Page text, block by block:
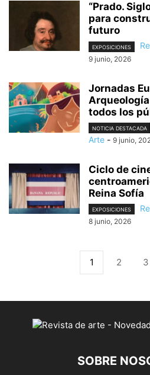
“Prado.
para
futuro
EXPOSICIONES
9 junio, 2026
Jornadas
todos los
NOTICIA DESTACADA
Arte - 9 junio,
Ciclo de
Reina Sofía
EXPOSICIONES
8 junio, 2026
1 2 3
SOBRE